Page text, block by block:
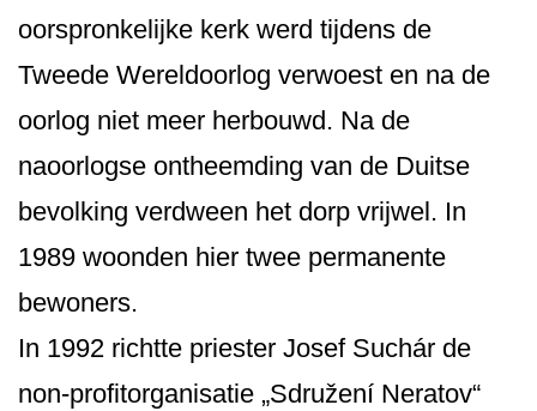
oorspronkelijke kerk werd tijdens de
Tweede Wereldoorlog verwoest en na de
oorlog niet meer herbouwd. Na de
naoorlogse ontheemding van de Duitse
bevolking verdween het dorp vrijwel. In
1989 woonden hier twee permanente
bewoners.
In 1992 richtte priester Josef Suchár de
non-profitorganisatie „Sdružení Neratov“